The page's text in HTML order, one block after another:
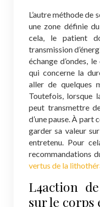
L’autre méthode de
une zone définie
cela, le patient
transmission
échange d’ondes,
qui concerne la
aller de quelques
Toutefois, lorsque
peut transmettre
d’une pause. À part
garder sa valeur
entretenu. Pour
recommandations
vertus de la
L4action
sur le corps